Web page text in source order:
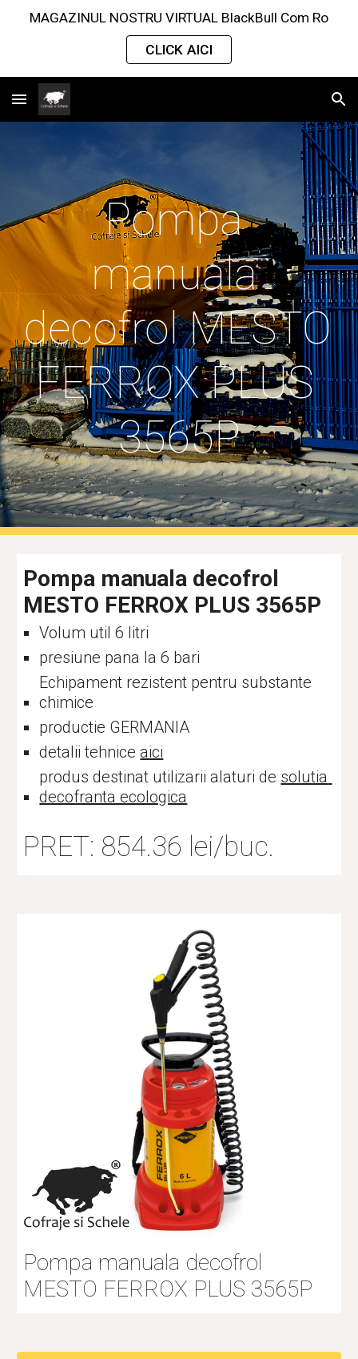
MAGAZINUL NOSTRU VIRTUAL BlackBull Com Ro
CLICK AICI
Pompa
manuala
decofrol MESTO
FERROX PLUS
3565P
Pompa manuala decofrol
MESTO FERROX PLUS 3565P
Volum util 6 litri
presiune pana la 6 bari
Echipament rezistent pentru substante
chimice
productie GERMANIA
detalii tehnice aici
produs destinat utilizarii alaturi de solutia
decofranta ecologica
PRET: 854.36 lei/buc.
Pompa manuala decofrol
MESTO FERROX PLUS 3565P